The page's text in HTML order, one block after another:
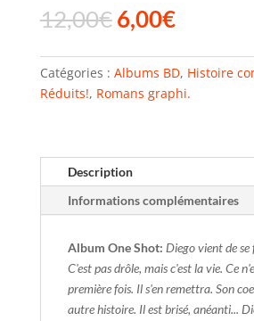
12,00€6,00€
Catégories : Albums BD, Histoire
Réduits!, Romans graphi.
Description
Informations complémentaires
Album One Shot: Diego vient de se
C'est pas drôle, mais c'est la vie. Ce
première fois. Il s'en remettra. Son
autre histoire. Il est brisé, anéanti...